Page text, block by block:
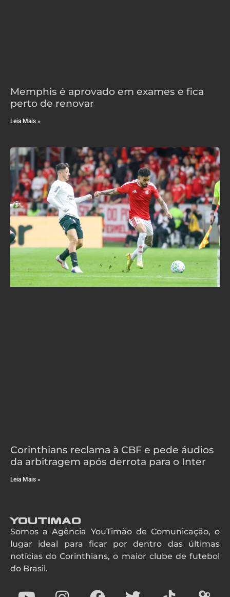
Memphis é aprovado em exames e fica
perto de renovar
Leia Mais »
Corinthians reclama à CBF e pede áudios
da arbitragem após derrota para o Inter
Leia Mais »
YouTimao
Somos a Agência YouTimão de Comunicação, o
lugar ideal para ficar por dentro das últimas
notícias do Corinthians, o maior clube de futebol
do Brasil.